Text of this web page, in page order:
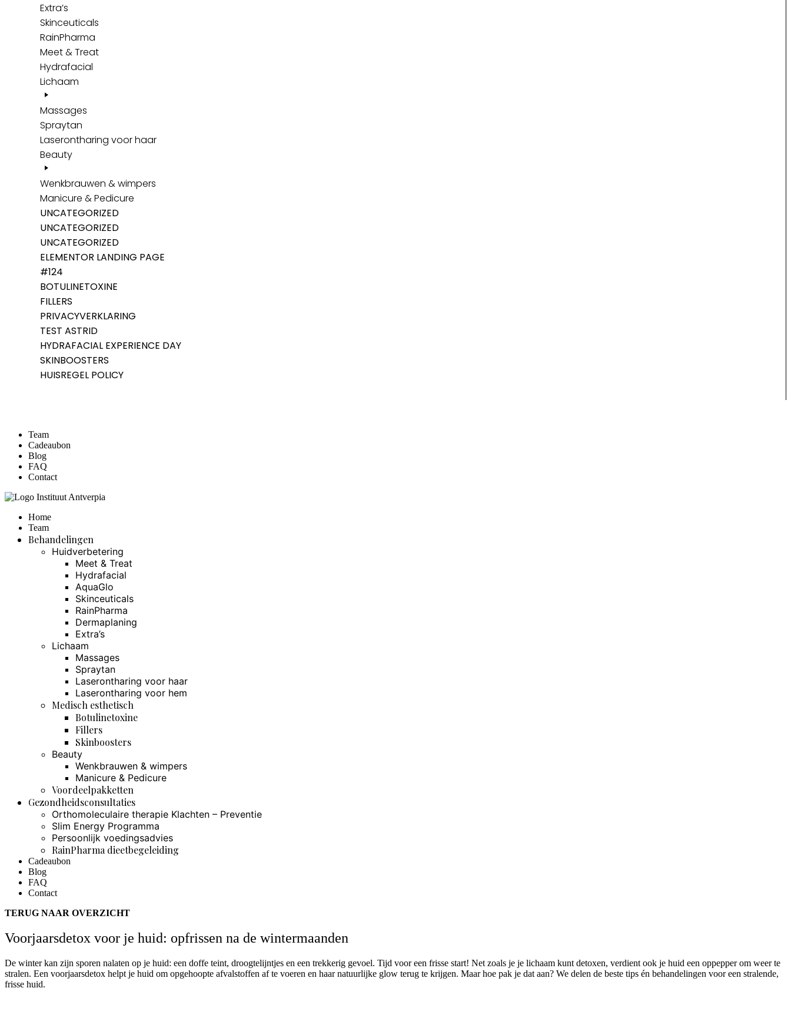
Extra’s
Skinceuticals
RainPharma
Meet & Treat
Hydrafacial
Lichaam
Massages
Spraytan
Laserontharing voor haar
Beauty
Wenkbrauwen & wimpers
Manicure & Pedicure
UNCATEGORIZED
UNCATEGORIZED
UNCATEGORIZED
ELEMENTOR LANDING PAGE
#124
BOTULINETOXINE
FILLERS
PRIVACYVERKLARING
TEST ASTRID
HYDRAFACIAL EXPERIENCE DAY
SKINBOOSTERS
HUISREGEL POLICY
Team
Cadeaubon
Blog
FAQ
Contact
Home
Team
Behandelingen
Huidverbetering
Meet & Treat
Hydrafacial
AquaGlo
Skinceuticals
RainPharma
Dermaplaning
Extra’s
Lichaam
Massages
Spraytan
Laserontharing voor haar
Laserontharing voor hem
Medisch esthetisch
Botulinetoxine
Fillers
Skinboosters
Beauty
Wenkbrauwen & wimpers
Manicure & Pedicure
Voordeelpakketten
Gezondheidsconsultaties
Orthomoleculaire therapie Klachten – Preventie
Slim Energy Programma
Persoonlijk voedingsadvies
RainPharma dieetbegeleiding
Cadeaubon
Blog
FAQ
Contact
TERUG NAAR OVERZICHT
Voorjaarsdetox voor je huid: opfrissen na de wintermaanden
De winter kan zijn sporen nalaten op je huid: een doffe teint, droogtelijntjes en een trekkerig gevoel. Tijd voor een frisse start! Net zoals je je lichaam kunt detoxen, verdient ook je huid een oppepper om weer te
stralen. Een voorjaarsdetox helpt je huid om opgehoopte afvalstoffen af te voeren en haar natuurlijke glow terug te krijgen. Maar hoe pak je dat aan? We delen de beste tips én behandelingen voor een stralende,
frisse huid.